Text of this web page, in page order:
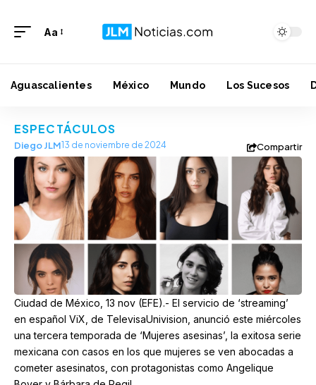
Aa
Aguascalientes México Mundo Los Sucesos
ESPECTÁCULOS
Diego JLM13 de noviembre de 2024 Compartir
Ciudad de México, 13 nov (EFE).- El servicio de ‘streaming’
en español ViX, de TelevisaUnivision, anunció este miércoles
una tercera temporada de ‘Mujeres asesinas’, la exitosa serie
mexicana con casos en los que mujeres se ven abocadas a
cometer asesinatos, con protagonistas como Angelique